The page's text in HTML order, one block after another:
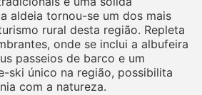
aldeia tornou-se um dos mais
rural desta região. Repleta
onde se inclui a albufeira
passeios de barco e um
ski único na região, possibilita
com a natureza.